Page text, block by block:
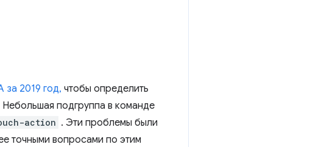
за 2019 год, чтобы определить
подгруппа в команде
action . Эти проблемы были
точными вопросами по этим